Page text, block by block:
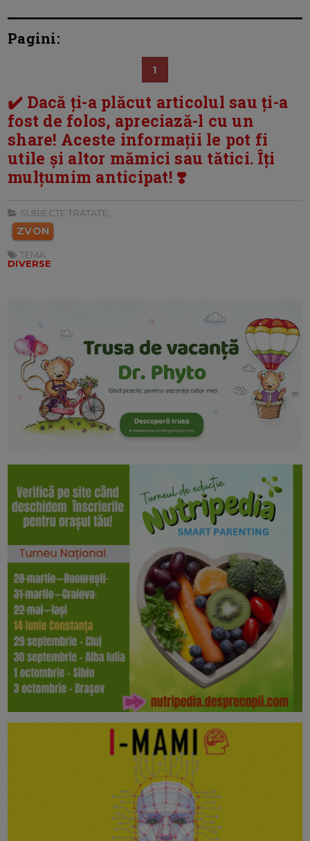
Pagini:
1
✔️ Dacă ți-a plăcut articolul sau ți-a
fost de folos, apreciază-l cu un
share! Aceste informații le pot fi
utile și altor mămici sau tătici. Îți
mulțumim anticipat! ❣️
SUBIECTE TRATATE:
ZVON
TEMA:
DIVERSE